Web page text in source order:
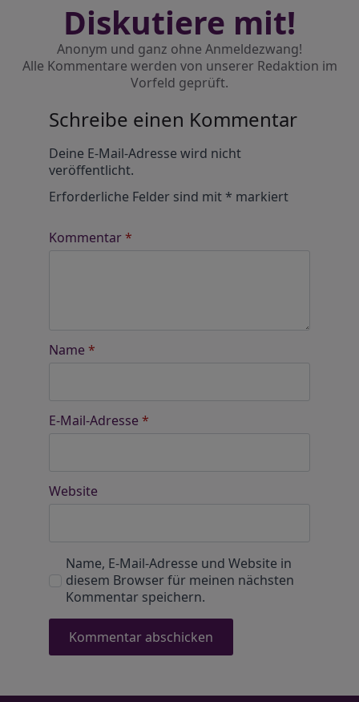
Diskutiere mit!
Anonym und ganz ohne Anmeldezwang!
Alle Kommentare werden von unserer Redaktion im
Vorfeld geprüft.
Schreibe einen Kommentar
Deine E-Mail-Adresse wird nicht
veröffentlicht.
Erforderliche Felder sind mit* markiert
Kommentar*
Name *
E-Mail-Adresse *
Website
Name, E-Mail-Adresse und Website in
diesem Browser für meinen nächsten
Kommentar speichern.